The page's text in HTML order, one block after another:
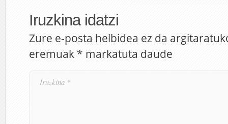
Iruzkina idatzi
Zure e-posta helbidea ez da
eremuak * markatuta daude